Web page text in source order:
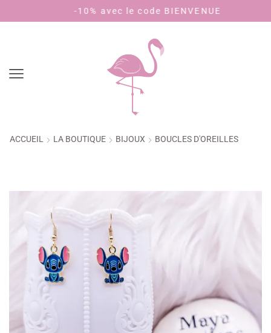
-10% avec le code BIENVENUE
ACCUEIL LA BOUTIQUE BIJOUX BOUCLES D'OREILLES